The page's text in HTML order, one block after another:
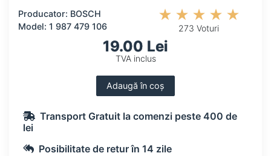
Producator: BOSCH
Model: 1 987 479 106
273 Voturi
19.00 Lei
TVA inclus
Adaugă în coș
Transport Gratuit la comenzi peste 400 de
lei
Posibilitate de retur în 14 zile